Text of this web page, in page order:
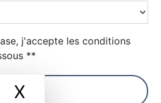
X Masquer le
j'accepte les conditions
**
ENVOYER